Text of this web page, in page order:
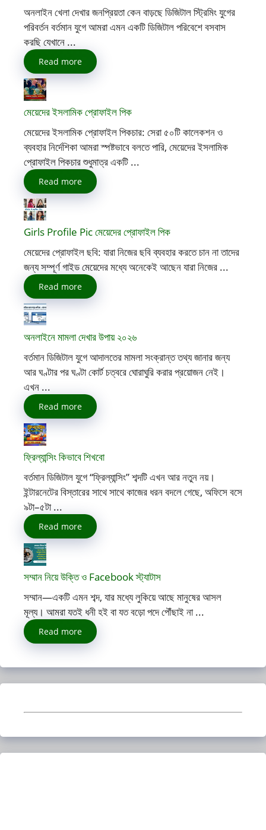
অনলাইন খেলা দেখার জনপ্রিয়তা কেন বাড়ছে ডিজিটাল স্ট্রিমিং যুগের
পরিবর্তন বর্তমান যুগে আমরা এমন একটি ডিজিটাল পরিবেশে বসবাস
করছি যেখানে ...
Read more
মেয়েদের ইসলামিক প্রোফাইল পিক
মেয়েদের ইসলামিক প্রোফাইল পিকচার: সেরা ৫০টি কালেকশন ও
ব্যবহার নির্দেশিকা আমরা স্পষ্টভাবে বলতে পারি, মেয়েদের ইসলামিক
প্রোফাইল পিকচার শুধুমাত্র একটি ...
Read more
Girls Profile Pic মেয়েদের প্রোফাইল পিক
মেয়েদের প্রোফাইল ছবি: যারা নিজের ছবি ব্যবহার করতে চান না তাদের
জন্য সম্পূর্ণ গাইড মেয়েদের মধ্যে অনেকেই আছেন যারা নিজের ...
Read more
অনলাইনে মামলা দেখার উপায় ২০২৬
বর্তমান ডিজিটাল যুগে আদালতের মামলা সংক্রান্ত তথ্য জানার জন্য
আর ঘণ্টার পর ঘণ্টা কোর্ট চত্বরে ঘোরাঘুরি করার প্রয়োজন নেই।
এখন ...
Read more
ফ্রিল্যান্সিং কিভাবে শিখবো
বর্তমান ডিজিটাল যুগে “ফ্রিল্যান্সিং” শব্দটি এখন আর নতুন নয়।
ইন্টারনেটের বিস্তারের সাথে সাথে কাজের ধরন বদলে গেছে, অফিসে বসে
৯টা–৫টা ...
Read more
সম্মান নিয়ে উক্তি ও Facebook স্ট্যাটাস
সম্মান—একটি এমন শব্দ, যার মধ্যে লুকিয়ে আছে মানুষের আসল
মূল্য। আমরা যতই ধনী হই বা যত বড়ো পদে পৌঁছাই না ...
Read more